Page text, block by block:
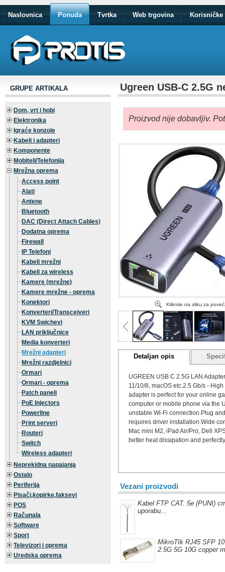
Naslovnica Ponuda Tvrtka Web trgovina Korisničke
GRUPE ARTIKALA
Dom, vrt i hobi
Elektronika
Igraće konzole
Kabeli i adapteri
Komponente
Mobiteli/Telefonija
Mrežna oprema
Access point
Alati
Antene
Bluetooth
DAC (Direct Attach Cables)
Dodatna oprema
Firewall
IP Telefoni
Kabeli mrežni
Kabeli za wireless
Kamere (mrežne)
Kamere mrežne - oprema
Konektori
Konverteri/Transceiveri
KVM Swichevi
LAN priključnice
Media konverteri
Mrežni adapteri
Mrežni razdjelnici
Ormari
Ormari - oprema
Patch paneli
PoE Injectors
Powerline
Print serveri
Routeri
Switch
Wireless adapteri
Neprekidna napajanja
Ostalo
Periferija
Pisači,kopirke,faksevi
POS
Računala
Software
Sport
Televizori i oprema
Uredska oprema
Ugreen USB-C 2.5G
Proizvod nije dobavljiv.
Kliknite na sliku za
Detaljan opis
UGREEN USB C 2.5G LAN
11/10/8, macOS etc.2.5 Gb/s -
adapter is perfect for your online
computer or mobile phone via the
unstable Wi-Fi connection.Plug
requires driver installation.Wide
Mac mini M2, iPad Air/Pro, Dell
better heat dissipation and
Vezani proizvodi
Kabel FTP CAT. 5e (PUNI)
uporabu...
MikroTIk RJ45 SFP
2.5G 5G 10G copper